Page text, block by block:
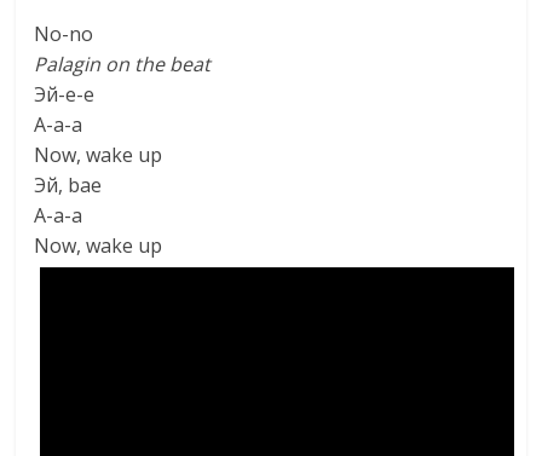
No-no
Palagin on the beat
Эй-е-е
А-а-а
Now, wake up
Эй, bae
А-а-а
Now, wake up